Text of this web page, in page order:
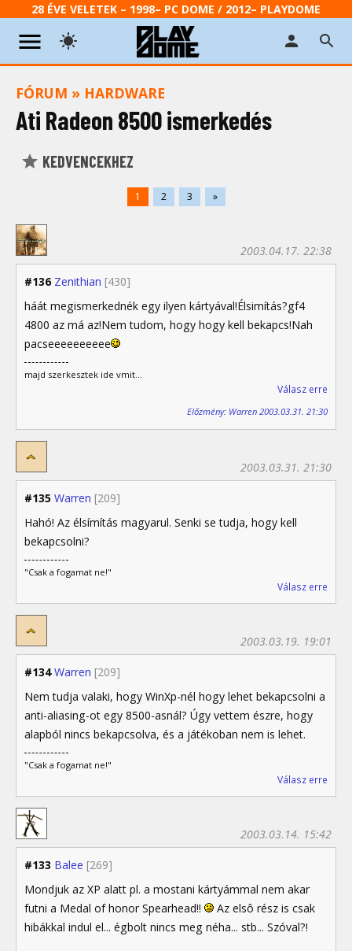
28 ÉVE VELETEK – 1998– PC DOME / 2012– PLAYDOME
FÓRUM » HARDWARE
Ati Radeon 8500 ismerkedés
KEDVENCEKHEZ
1 2 3 »
#136 Zenithian [430]
2003.04.17. 22:38
háát megismerkednék egy ilyen kártyával!Élsimítás?gf4
4800 az má az!Nem tudom, hogy hogy kell bekapcs!Nah
pacseeeeeeeeee
majd szerkesztek ide vmit...
Válasz erre
Előzmény: Warren 2003.03.31. 21:30
#135 Warren [209]
2003.03.31. 21:30
Hahó! Az élsímítás magyarul. Senki se tudja, hogy kell
bekapcsolni?
"Csak a fogamat ne!"
Válasz erre
#134 Warren [209]
2003.03.19. 19:01
Nem tudja valaki, hogy WinXp-nél hogy lehet bekapcsolni a
anti-aliasing-ot egy 8500-asnál? Úgy vettem észre, hogy
alapból nincs bekapcsolva, és a játékoban nem is lehet.
"Csak a fogamat ne!"
Válasz erre
#133 Balee [269]
2003.03.14. 15:42
Mondjuk az XP alatt pl. a mostani kártyámmal nem akar
futni a Medal of honor Spearhead!!
Az elsô rész is csak
hibákkal indul el... égbolt nincs meg néha... stb... Szóval?!